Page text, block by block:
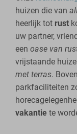
huizen die van
heerlijk tot rust
uw partner,
eenoase van
vrijstaande
met terras.
parkfaciliteiten
vakantiete